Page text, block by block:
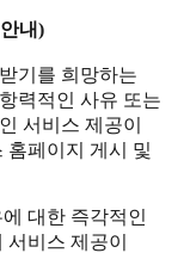
내)
기를 희망하는
력적인 사유 또는
서비스 제공이
홈페이지 게시 및
대한 즉각적인
비스 제공이